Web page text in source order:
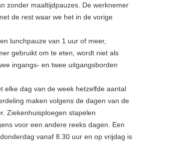
zonder maaltijdpauzes. De werknemer
de rest waar we het in de vorige
lunchpauze van 1 uur of meer,
gebruikt om te eten, wordt niet als
ingangs- en twee uitgangsborden
elke dag van de week hetzelfde aantal
maken volgens de dagen van de
Ziekenhuisploegen stapelen
voor een andere reeks dagen. Een
vanaf 8.30 uur en op vrijdag is